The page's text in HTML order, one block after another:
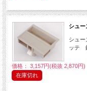
シュ
シュー
ッテ
価格： 3,157円(税抜 2,870円)
在庫切れ